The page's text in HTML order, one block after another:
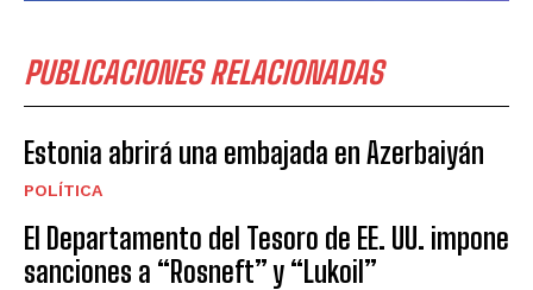
PUBLICACIONES RELACIONADAS
Estonia abrirá una embajada en Azerbaiyán
POLÍTICA
El Departamento del Tesoro de EE. UU. impone
sanciones a “Rosneft” y “Lukoil”